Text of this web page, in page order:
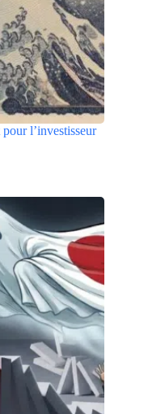
l’investisseur